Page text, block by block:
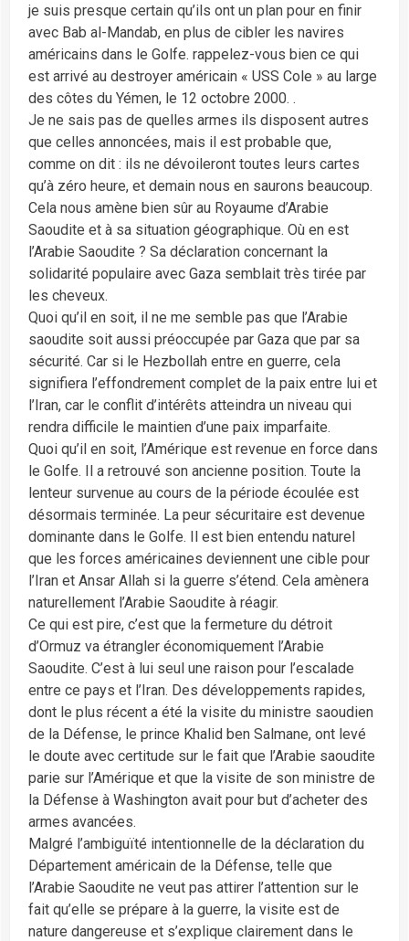
je suis presque certain qu’ils ont un plan pour en finir
avec Bab al-Mandab, en plus de cibler les navires
américains dans le Golfe. rappelez-vous bien ce qui
est arrivé au destroyer américain « USS Cole » au large
des côtes du Yémen, le 12 octobre 2000. .
Je ne sais pas de quelles armes ils disposent autres
que celles annoncées, mais il est probable que,
comme on dit : ils ne dévoileront toutes leurs cartes
qu’à zéro heure, et demain nous en saurons beaucoup.
Cela nous amène bien sûr au Royaume d’Arabie
Saoudite et à sa situation géographique. Où en est
l’Arabie Saoudite ? Sa déclaration concernant la
solidarité populaire avec Gaza semblait très tirée par
les cheveux.
Quoi qu’il en soit, il ne me semble pas que l’Arabie
saoudite soit aussi préoccupée par Gaza que par sa
sécurité. Car si le Hezbollah entre en guerre, cela
signifiera l’effondrement complet de la paix entre lui et
l’Iran, car le conflit d’intérêts atteindra un niveau qui
rendra difficile le maintien d’une paix imparfaite.
Quoi qu’il en soit, l’Amérique est revenue en force dans
le Golfe. Il a retrouvé son ancienne position. Toute la
lenteur survenue au cours de la période écoulée est
désormais terminée. La peur sécuritaire est devenue
dominante dans le Golfe. Il est bien entendu naturel
que les forces américaines deviennent une cible pour
l’Iran et Ansar Allah si la guerre s’étend. Cela amènera
naturellement l’Arabie Saoudite à réagir.
Ce qui est pire, c’est que la fermeture du détroit
d’Ormuz va étrangler économiquement l’Arabie
Saoudite. C’est à lui seul une raison pour l’escalade
entre ce pays et l’Iran. Des développements rapides,
dont le plus récent a été la visite du ministre saoudien
de la Défense, le prince Khalid ben Salmane, ont levé
le doute avec certitude sur le fait que l’Arabie saoudite
parie sur l’Amérique et que la visite de son ministre de
la Défense à Washington avait pour but d’acheter des
armes avancées.
Malgré l’ambiguïté intentionnelle de la déclaration du
Département américain de la Défense, telle que
l’Arabie Saoudite ne veut pas attirer l’attention sur le
fait qu’elle se prépare à la guerre, la visite est de
nature dangereuse et s’explique clairement dans le